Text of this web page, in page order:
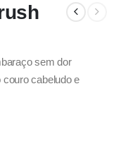
sem dor
cabeludo e